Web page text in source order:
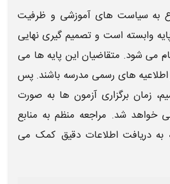
به سیاست های آموزشی و ظرفیت
وابسته است و تصمیم گیری نهایی
می شود. متقاضیان این پایه ها می
اطلاعیه های رسمی مدرسه باشند. پس
زمان برگزاری آزمون ها به صورت
خواهد شد. مراجعه منظم به منابع
به دریافت اطلاعات دقیق کمک می